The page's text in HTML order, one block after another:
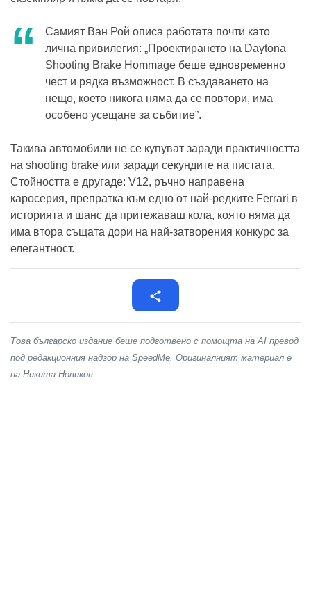
Самият Ван Рой описа работата почти като
лична привилегия: „Проектирането на Daytona
Shooting Brake Hommage беше едновременно
чест и рядка възможност. В създаването на
нещо, което никога няма да се повтори, има
особено усещане за събитие”.
Такива автомобили не се купуват заради практичността
на shooting brake или заради секундите на пистата.
Стойността е другаде: V12, ръчно направена
каросерия, препратка към едно от най-редките Ferrari в
историята и шанс да притежаваш кола, която няма да
има втора същата дори на най-затворения конкурс за
елегантност.
Това българско издание беше подготвено с помощта на AI превод
под редакционния надзор на SpeedMe. Оригиналният материал е
на Никита Новиков